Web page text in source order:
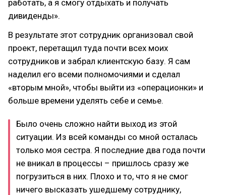
работать, а я смогу отдыхать и получать
дивиденды».
В результате этот сотрудник организовал свой
проект, перетащил туда почти всех моих
сотрудников и забрал клиентскую базу. Я сам
наделил его всеми полномочиями и сделал
«вторым мной», чтобы выйти из «операционки» и
больше времени уделять себе и семье.
Было очень сложно найти выход из этой
ситуации. Из всей команды со мной осталась
только моя сестра. Я последние два года почти
не вникал в процессы – пришлось сразу же
погрузиться в них. Плохо и то, что я не смог
ничего высказать ушедшему сотруднику,